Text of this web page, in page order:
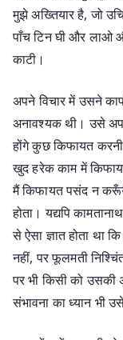
मुझे अख्तियार है, जो
पाँच टिन घी और लाओ
काटी।
अपने विचार में उसने
अनावश्यक थी। उसे
होंगे कुछ किफायत करनी
खुद हरेक काम में
मैं किफायत पसंद न
होता। यद्यपि
से ऐसा ज्ञात होता था
नहीं, पर फूलमती
पर भी किसी को उसकी
संभावना का ध्यान भी